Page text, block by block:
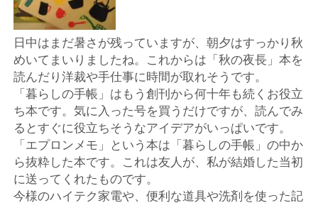
人
服
地
ア
ク
日中はまだ暑さが残っていますが、朝夕はすっかり秋
めいてまいりましたね。これからは「秋の夜長」本を
読んだり洋裁や手仕事に時間が取れそうです。
「暮らしの手帳」はもう創刊から何十年も続くお役立
ち本です。気に入った号を買うだけですが、読んでみ
るとすぐに役立ちそうなアイデアがいっぱいです。
「エプロンメモ」という本は「暮らしの手帳」の中か
ら抜粋した本です。これは友人が、私が結婚した当初
に送ってくれたものです。
今様のハイテク家電や、便利な道具や洗剤を使った記